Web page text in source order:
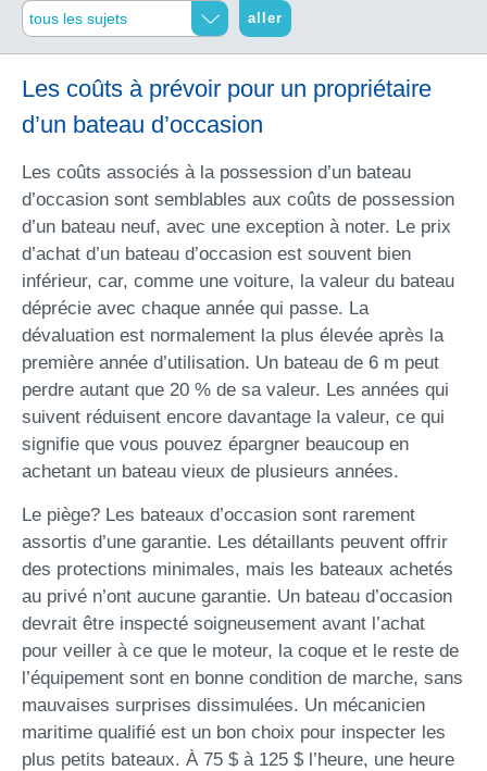
aller
Les coûts à prévoir pour un propriétaire
d’un bateau d’occasion
Les coûts associés à la possession d’un bateau
d’occasion sont semblables aux coûts de possession
d’un bateau neuf, avec une exception à noter. Le prix
d’achat d’un bateau d’occasion est souvent bien
inférieur, car, comme une voiture, la valeur du bateau
déprécie avec chaque année qui passe. La
dévaluation est normalement la plus élevée après la
première année d’utilisation. Un bateau de 6 m peut
perdre autant que 20 % de sa valeur. Les années qui
suivent réduisent encore davantage la valeur, ce qui
signifie que vous pouvez épargner beaucoup en
achetant un bateau vieux de plusieurs années.
Le piège? Les bateaux d’occasion sont rarement
assortis d’une garantie. Les détaillants peuvent offrir
des protections minimales, mais les bateaux achetés
au privé n’ont aucune garantie. Un bateau d’occasion
devrait être inspecté soigneusement avant l’achat
pour veiller à ce que le moteur, la coque et le reste de
l’équipement sont en bonne condition de marche, sans
mauvaises surprises dissimulées. Un mécanicien
maritime qualifié est un bon choix pour inspecter les
plus petits bateaux. À 75 $ à 125 $ l’heure, une heure